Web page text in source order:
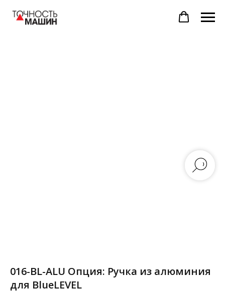
016-BL-ALU Опция: Ручка из алюминия
для BlueLEVEL